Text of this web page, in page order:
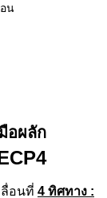
น
อผลัก
ลื่อนที่ 4 ทิศทาง :